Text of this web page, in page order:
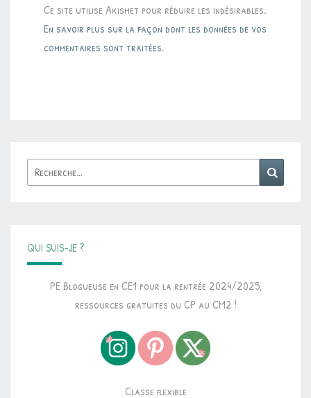
Ce site utilise Akismet pour réduire les indésirables.
En savoir plus sur la façon dont les données de vos
commentaires sont traitées.
Rechercher :
QUI SUIS-JE ?
PE Blogueuse en CE1 pour la rentrée 2024/2025,
ressources gratuites du CP au CM2 !
Classe flexible